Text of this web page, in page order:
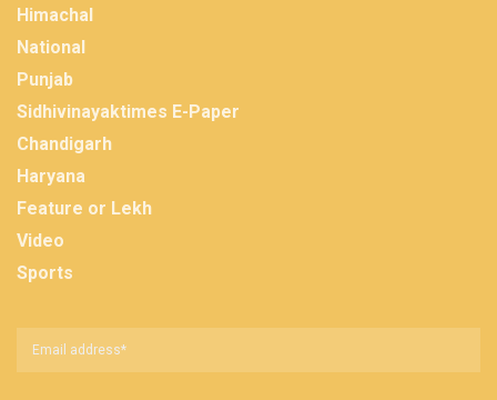
Himachal
National
Punjab
Sidhivinayaktimes E-Paper
Chandigarh
Haryana
Feature or Lekh
Video
Sports